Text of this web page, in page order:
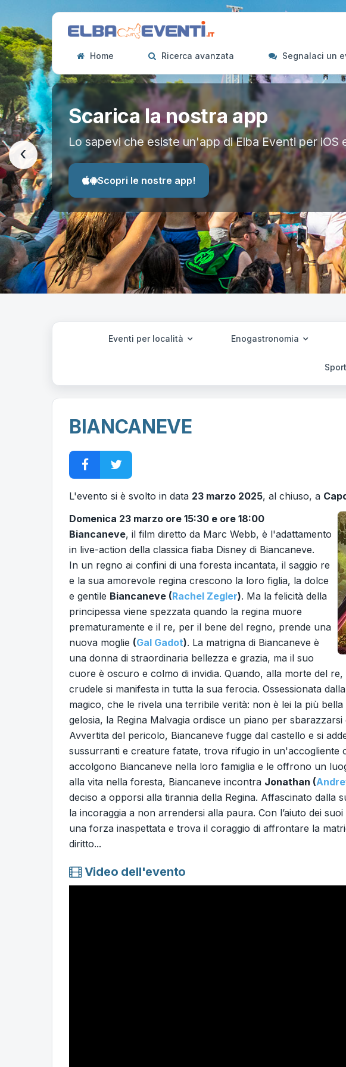
Home Ricerca avanzata Segnalaci un
Scarica la nostra app
Lo sapevi che esiste un'app di Elba Eventi per iOS
Scopri le nostre app!
‹
Eventi per località Enogastronomia
BIANCANEVE
L'evento si è svolto in data 23 marzo 2025, al chiuso, a
Domenica 23 marzo ore 15:30 e ore 18:00
Biancaneve, il film diretto da Marc Webb, è l'adattamento
in live-action della classica fiaba Disney di Biancaneve.
In un regno ai confini di una foresta incantata, il saggio re
e la sua amorevole regina crescono la loro figlia, la dolce
e gentile Biancaneve (Rachel Zegler). Ma la felicità della
principessa viene spezzata quando la regina muore
prematuramente e il re, per il bene del regno, prende una
nuova moglie (Gal Gadot). La matrigna di Biancaneve è
una donna di straordinaria bellezza e grazia, ma il suo
cuore è oscuro e colmo di invidia. Quando, alla morte del
crudele si manifesta in tutta la sua ferocia. Ossessionata
magico, che le rivela una terribile verità: non è lei la più
gelosia, la Regina Malvagia ordisce un piano per
Avvertita del pericolo, Biancaneve fugge dal castello e si
sussurranti e creature fatate, trova rifugio in un'accogliente
accolgono Biancaneve nella loro famiglia e le offrono un
alla vita nella foresta, Biancaneve incontra Jonathan (
deciso a opporsi alla tirannia della Regina. Affascinato dalla
la incoraggia a non arrendersi alla paura. Con l’aiuto dei
una forza inaspettata e trova il coraggio di affrontare la
diritto...
Video dell'evento